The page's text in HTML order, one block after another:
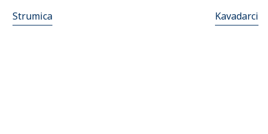
Strumica Kavadarci